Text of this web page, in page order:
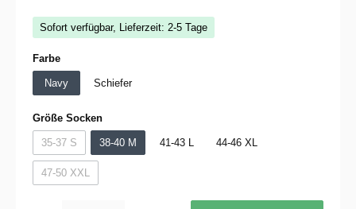
Sofort verfügbar, Lieferzeit: 2-5 Tage
Farbeauswählen
Navy Schiefer
Größe Sockenauswählen
35-37 S(Diese Option ist zurzeit nicht verfügbar.)
38-40 M 41-43 L 44-46 XL
47-50 XXL(Diese Option ist zurzeit nicht verfügbar.)